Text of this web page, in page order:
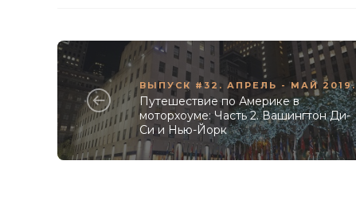
ВЫПУСК #32. АПРЕЛЬ - МАЙ 2019.
Путешествие по Америке в
моторхоуме: Часть 2. Вашингтон Ди-
Си и Нью-Йорк